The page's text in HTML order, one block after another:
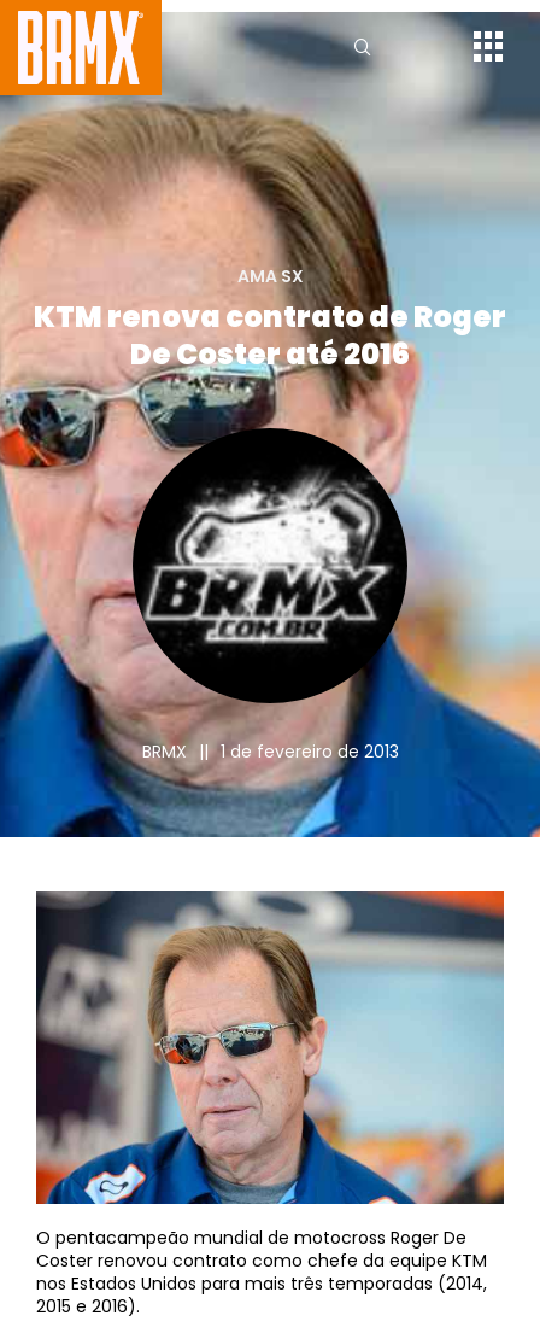
AMA SX
KTM renova contrato de Roger
De Coster até 2016
BRMX || 1 de fevereiro de 2013
O pentacampeão mundial de motocross Roger De
Coster renovou contrato como chefe da equipe KTM
nos Estados Unidos para mais três temporadas (2014,
2015 e 2016).